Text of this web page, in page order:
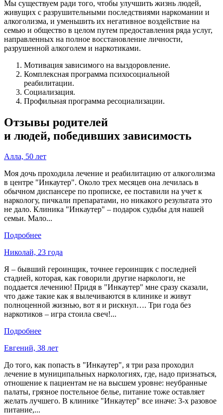
Мы существуем ради того, чтобы улучшить жизнь людей,
живущих с разрушительными последствиями наркомании и
алкоголизма, и уменьшить их негативное воздействие на
семью и общество в целом путем предоставления ряда услуг,
направленных на полное восстановление личности,
разрушенной алкоголем и наркотиками.
Мотивация зависимого на выздоровление.
Комплексная программа психосоциальной
реабилитации.
Социализация.
Профильная программа ресоциализации.
Отзывы родителей
и людей, победивших зависимость
Алла, 50 лет
Моя дочь проходила лечение и реабилитацию от алкоголизма
в центре "Инкаутер". Около трех месяцев она лечилась в
обычном диспансере по прописке, ее поставили на учет к
наркологу, пичкали препаратами, но никакого результата это
не дало. Клиника "Инкаутер" – подарок судьбы для нашей
семьи. Мало...
Подробнее
Николай, 23 года
Я – бывший героинщик, точнее героинщик с последней
стадией, которая, как говорили другие наркологи, не
поддается лечению! Придя в "Инкаутер" мне сразу сказали,
что даже такие как я вылечиваются в клинике и живут
полноценной жизнью, вот я и рискнул…. Три года без
наркотиков – игра стоила свеч!...
Подробнее
Евгений, 38 лет
До того, как попасть в "Инкаутер", я три раза проходил
лечение в муниципальных наркологиях, где, надо признаться,
отношение к пациентам не на высшем уровне: неубранные
палаты, грязное постельное белье, питание тоже оставляет
желать лучшего. В клинике "Инкаутер" все иначе: 3-х разовое
питание,...